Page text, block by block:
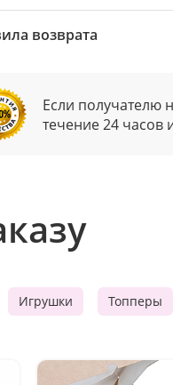
возврата
Если получателю
течение 24 часов
Игрушки Топперы